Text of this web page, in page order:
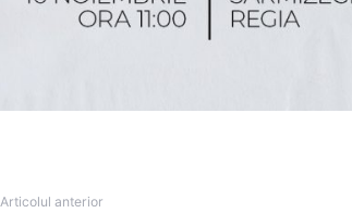
Articolul anterior